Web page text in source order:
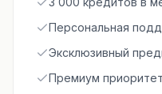
Персональная
Эксклюзивный
Премиум